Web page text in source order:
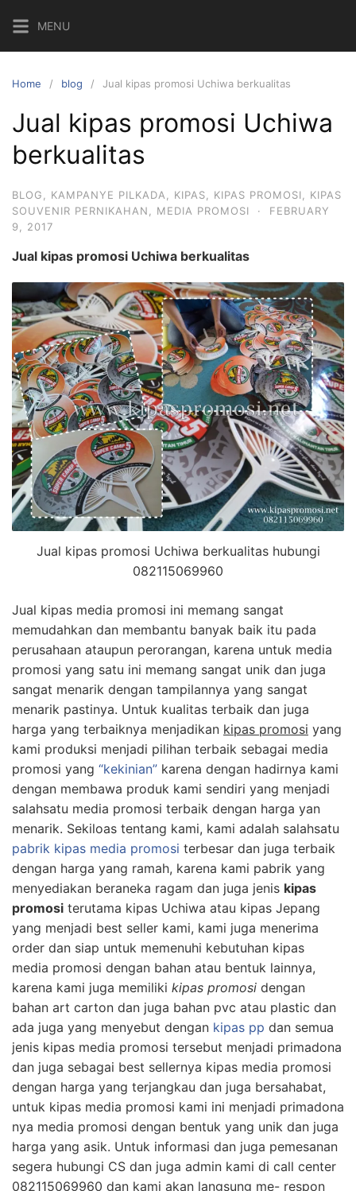
content
MENU
Home blog Jual kipas promosi Uchiwa berkualitas
Jual kipas promosi Uchiwa
berkualitas
BLOG KAMPANYE PILKADA KIPAS KIPAS PROMOSI
KIPAS
SOUVENIR PERNIKAHAN
MEDIA PROMOSI ·
FEBRUARY
9, 2017
Jual kipas promosi Uchiwa berkualitas
Jual kipas promosi Uchiwa berkualitas hubungi
082115069960
Jual kipas media promosi ini memang sangat
memudahkan dan membantu banyak baik itu pada
perusahaan ataupun perorangan, karena untuk media
promosi yang satu ini memang sangat unik dan juga
sangat menarik dengan tampilannya yang sangat
menarik pastinya. Untuk kualitas terbaik dan juga
harga yang terbaiknya menjadikan kipas promosi yang
kami produksi menjadi pilihan terbaik sebagai media
promosi yang “kekinian” karena dengan hadirnya kami
dengan membawa produk kami sendiri yang menjadi
salahsatu media promosi terbaik dengan harga yan
menarik. Sekiloas tentang kami, kami adalah salahsatu
pabrik kipas media promosi terbesar dan juga terbaik
dengan harga yang ramah, karena kami pabrik yang
menyediakan beraneka ragam dan juga jenis kipas
promosi terutama kipas Uchiwa atau kipas Jepang
yang menjadi best seller kami, kami juga menerima
order dan siap untuk memenuhi kebutuhan kipas
media promosi dengan bahan atau bentuk lainnya,
karena kami juga memiliki kipas promosi dengan
bahan art carton dan juga bahan pvc atau plastic dan
ada juga yang menyebut dengan kipas pp dan semua
jenis kipas media promosi tersebut menjadi primadona
dan juga sebagai best sellernya kipas media promosi
dengan harga yang terjangkau dan juga bersahabat,
untuk kipas media promosi kami ini menjadi primadona
nya media promosi dengan bentuk yang unik dan juga
harga yang asik. Untuk informasi dan juga pemesanan
segera hubungi CS dan juga admin kami di call center
082115069960 dan kami akan langsung me- respon